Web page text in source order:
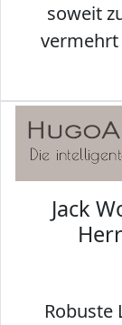
soweit
vermehrt
Jack
Robuste